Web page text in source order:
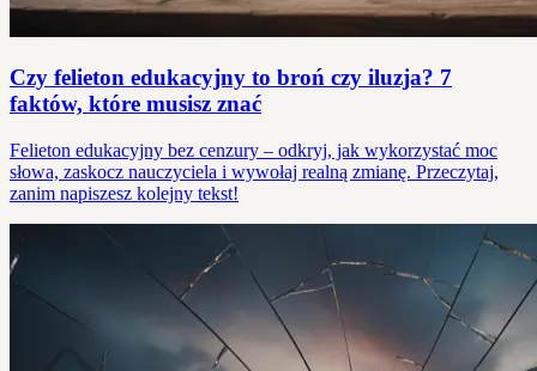
Czy felieton edukacyjny to broń czy iluzja? 7
faktów, które musisz znać
Felieton edukacyjny bez cenzury – odkryj, jak wykorzystać moc
słowa, zaskocz nauczyciela i wywołaj realną zmianę. Przeczytaj,
zanim napiszesz kolejny tekst!